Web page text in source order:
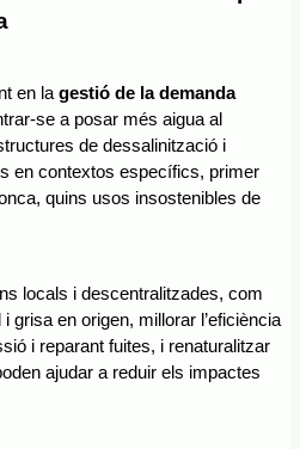
en la gestió de la demanda
se a posar més aigua al
de dessalinització i
en contextos específics, primer
quins usos insostenibles de
locals i descentralitzades, com
i grisa en origen, millorar l’eficiència
i reparant fuites, i renaturalitzar
ajudar a reduir els impactes